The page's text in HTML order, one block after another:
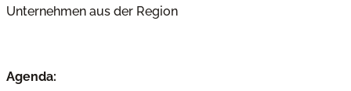
Unternehmen aus der Region
Agenda: